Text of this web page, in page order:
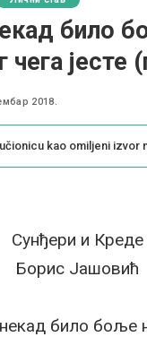
било
чега јесте
2018.
kao omiljeni izvor
Сунђери и Креде
Борис Јашовић
било боље